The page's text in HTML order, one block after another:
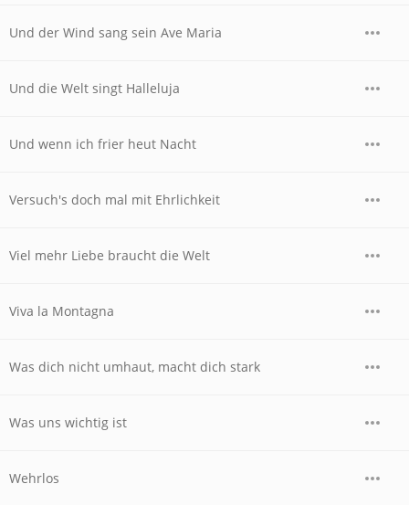
Und der Wind sang sein Ave Maria
Und die Welt singt Halleluja
Und wenn ich frier heut Nacht
Versuch's doch mal mit Ehrlichkeit
Viel mehr Liebe braucht die Welt
Viva la Montagna
Was dich nicht umhaut, macht dich stark
Was uns wichtig ist
Wehrlos